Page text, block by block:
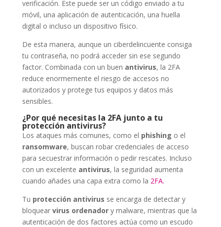
verificación. Este puede ser un código enviado a tu
móvil, una aplicación de autenticación, una huella
digital o incluso un dispositivo físico.
De esta manera, aunque un ciberdelincuente consiga
tu contraseña, no podrá acceder sin ese segundo
factor. Combinada con un buen antivirus, la 2FA
reduce enormemente el riesgo de accesos no
autorizados y protege tus equipos y datos más
sensibles.
¿Por qué necesitas la 2FA junto a tu
protección antivirus?
Los ataques más comunes, como el phishing o el
ransomware, buscan robar credenciales de acceso
para secuestrar información o pedir rescates. Incluso
con un excelente antivirus, la seguridad aumenta
cuando añades una capa extra como la 2FA.
Tu protección antivirus se encarga de detectar y
bloquear virus ordenadory malware, mientras que la
autenticación de dos factores actúa como un escudo